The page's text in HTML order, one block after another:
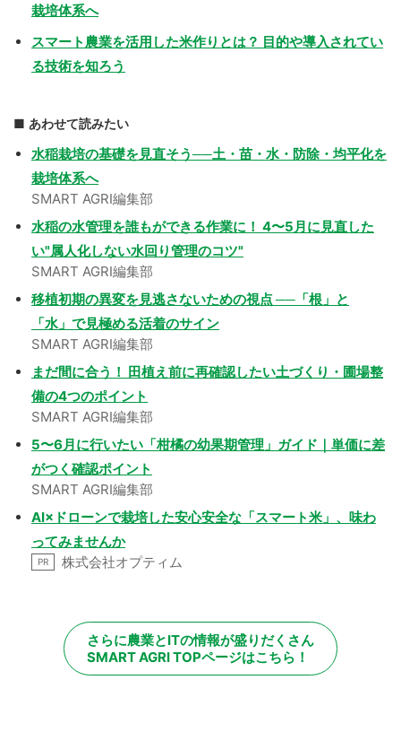
栽培体系へ
スマート農業を活用した米作りとは？ 目的や導入されてい
る技術を知ろう
あわせて読みたい
水稲栽培の基礎を見直そう──土・苗・水・防除・均平化を
栽培体系へ
SMART AGRI編集部
水稲の水管理を誰もができる作業に！ 4〜5月に見直した
い"属人化しない水回り管理のコツ"
SMART AGRI編集部
移植初期の異変を見逃さないための視点 ──「根」と
「水」で見極める活着のサイン
SMART AGRI編集部
まだ間に合う！ 田植え前に再確認したい土づくり・圃場整
備の4つのポイント
SMART AGRI編集部
5〜6月に行いたい「柑橘の幼果期管理」ガイド｜単価に差
がつく確認ポイント
SMART AGRI編集部
AI×ドローンで栽培した安心安全な「スマート米」、味わ
ってみませんか
PR 株式会社オプティム
さらに農業とITの情報が盛りだくさん
SMART AGRI TOPページはこちら！